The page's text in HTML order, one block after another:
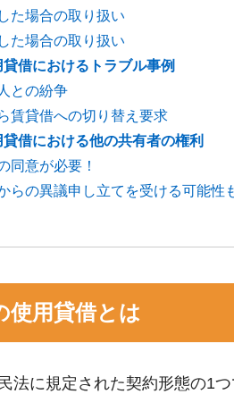
た場合の取り扱い
た場合の取り扱い
借におけるトラブル事例
との紛争
賃貸借への切り替え要求
借における他の共有者の権利
同意が必要！
らの異議申し立てを受ける可能性
使用貸借とは
法に規定された契約形態の1つ